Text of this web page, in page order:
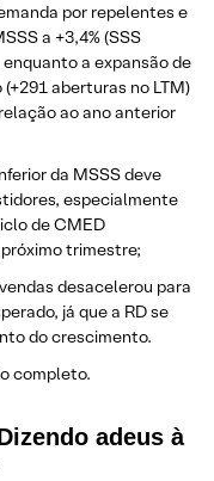
por repelentes e
a +3,4% (SSS
enquanto a expansão de
aberturas no LTM)
ao ano anterior
da MSSS deve
especialmente
de CMED
trimestre;
desacelerou para
já que a RD se
do crescimento.
completo.
adeus à